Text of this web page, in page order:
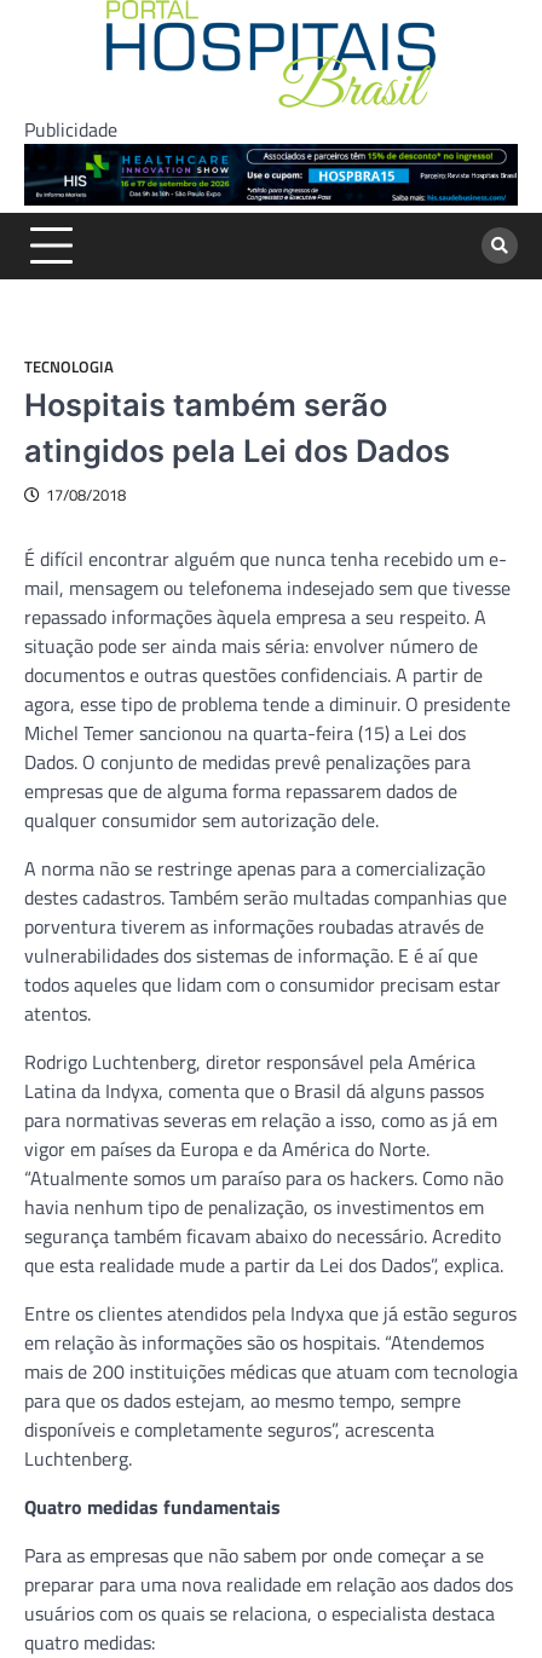
Publicidade
TECNOLOGIA
Hospitais também serão
atingidos pela Lei dos Dados
17/08/2018
É difícil encontrar alguém que nunca tenha recebido um e-
mail, mensagem ou telefonema indesejado sem que tivesse
repassado informações àquela empresa a seu respeito. A
situação pode ser ainda mais séria: envolver número de
documentos e outras questões confidenciais. A partir de
agora, esse tipo de problema tende a diminuir. O presidente
Michel Temer sancionou na quarta-feira (15) a Lei dos
Dados. O conjunto de medidas prevê penalizações para
empresas que de alguma forma repassarem dados de
qualquer consumidor sem autorização dele.
A norma não se restringe apenas para a comercialização
destes cadastros. Também serão multadas companhias que
porventura tiverem as informações roubadas através de
vulnerabilidades dos sistemas de informação. E é aí que
todos aqueles que lidam com o consumidor precisam estar
atentos.
Rodrigo Luchtenberg, diretor responsável pela América
Latina da Indyxa, comenta que o Brasil dá alguns passos
para normativas severas em relação a isso, como as já em
vigor em países da Europa e da América do Norte.
“Atualmente somos um paraíso para os hackers. Como não
havia nenhum tipo de penalização, os investimentos em
segurança também ficavam abaixo do necessário. Acredito
que esta realidade mude a partir da Lei dos Dados”, explica.
Entre os clientes atendidos pela Indyxa que já estão seguros
em relação às informações são os hospitais. “Atendemos
mais de 200 instituições médicas que atuam com tecnologia
para que os dados estejam, ao mesmo tempo, sempre
disponíveis e completamente seguros”, acrescenta
Luchtenberg.
Quatro medidas fundamentais
Para as empresas que não sabem por onde começar a se
preparar para uma nova realidade em relação aos dados dos
usuários com os quais se relaciona, o especialista destaca
quatro medidas: